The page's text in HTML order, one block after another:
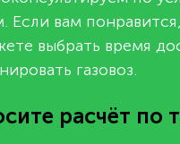
Если вам понравится,
выбрать время
газовоз.
расчёт по